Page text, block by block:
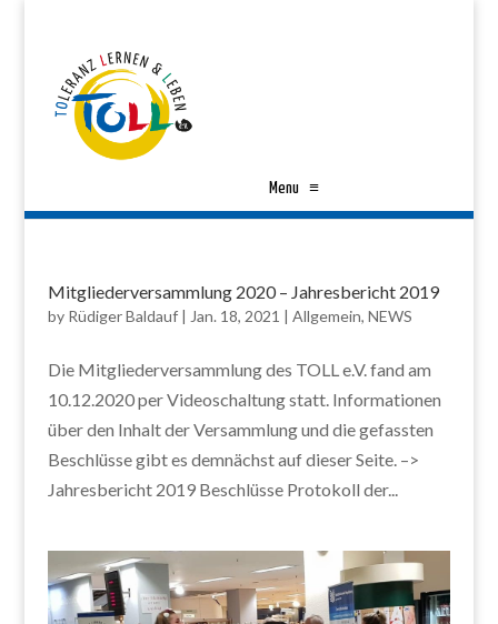
Menu ≡
Mitgliederversammlung 2020 – Jahresbericht 2019
by Rüdiger Baldauf| Jan. 18, 2021 | Allgemein, NEWS
Die Mitgliederversammlung des TOLL e.V. fand am
10.12.2020 per Videoschaltung statt. Informationen
über den Inhalt der Versammlung und die gefassten
Beschlüsse gibt es demnächst auf dieser Seite. –>
Jahresbericht 2019 Beschlüsse Protokoll der...